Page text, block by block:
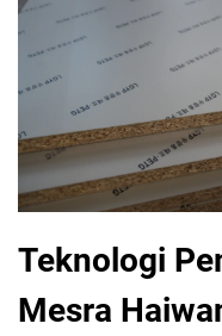
Teknologi
Mesra